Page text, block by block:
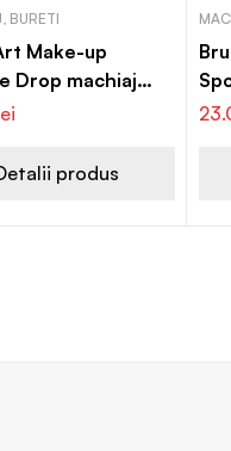
BURETI
Make-up
Drop machiaj
formă de
produs